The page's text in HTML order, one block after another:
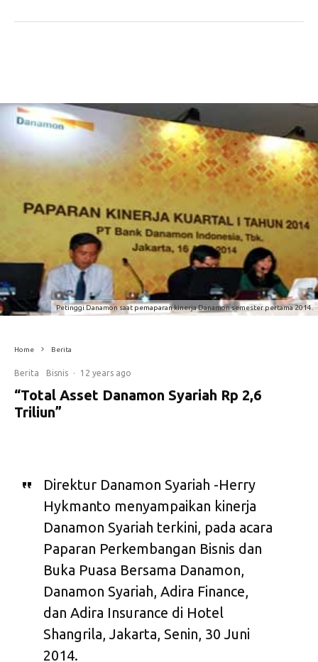
Petinggi Danamon saat pemaparan kinerja Danamon semester pertama 2014.
Home Berita
Berita Bisnis · 12 years ago
“Total Asset Danamon Syariah Rp 2,6
Triliun”
Direktur Danamon Syariah -Herry
Hykmanto menyampaikan kinerja
Danamon Syariah terkini, pada acara
Paparan Perkembangan Bisnis dan
Buka Puasa Bersama Danamon,
Danamon Syariah, Adira Finance,
dan Adira Insurance di Hotel
Shangrila, Jakarta, Senin, 30 Juni
2014.